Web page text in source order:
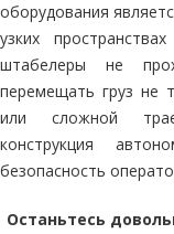
оборудования
узких
штабелеры не
перемещать груз не
или сложной
конструкция
безопасность
Останьтесь